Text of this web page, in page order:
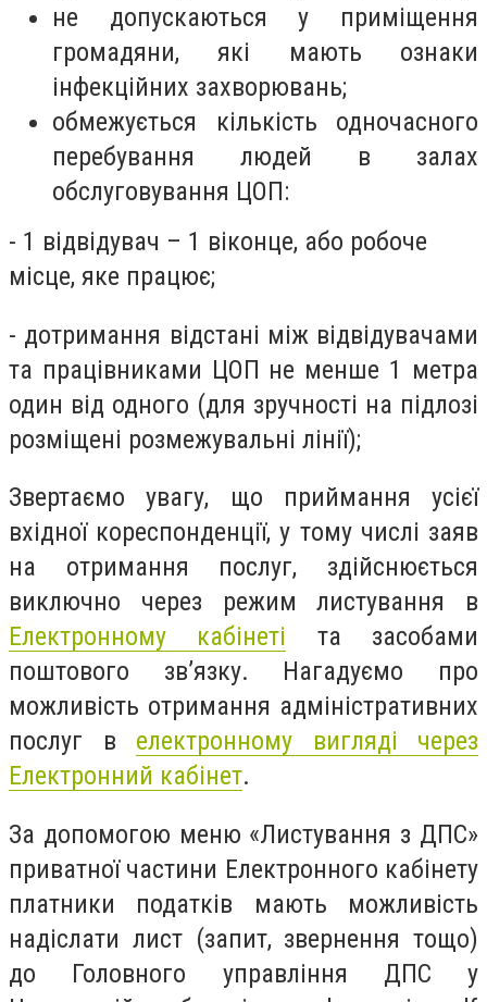
не допускаються у приміщення
громадяни, які мають ознаки
інфекційних захворювань;
обмежується кількість одночасного
перебування людей в залах
обслуговування ЦОП:
- 1 відвідувач – 1 віконце, або робоче
місце, яке працює;
- дотримання відстані між відвідувачами
та працівниками ЦОП не менше 1 метра
один від одного (для зручності на підлозі
розміщені розмежувальні лінії);
Звертаємо увагу, що приймання усієї
вхідної кореспонденції, у тому числі заяв
на отримання послуг, здійснюється
виключно через режим листування в
Електронному кабінеті та засобами
поштового зв’язку. Нагадуємо про
можливість отримання адміністративних
послуг в електронному вигляді через
Електронний кабінет.
За допомогою меню «Листування з ДПС»
приватної частини Електронного кабінету
платники податків мають можливість
надіслати лист (запит, звернення тощо)
до Головного управління ДПС у